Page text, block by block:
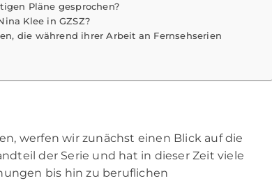
Pläne gesprochen?
Klee in GZSZ?
die während ihrer Arbeit an Fernsehserien
werfen wir zunächst einen Blick auf die
der Serie und hat in dieser Zeit viele
bis hin zu beruflichen